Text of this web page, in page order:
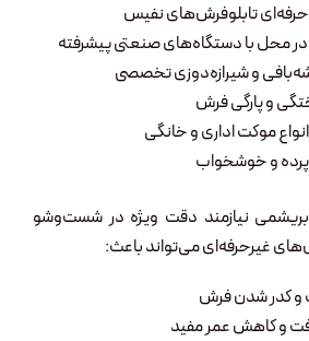
تابلوفرش‌های نفیس
محل با دستگاه‌های صنعتی پیشرفته
و شیرازه‌دوزی تخصصی
و پارگی فرش
موکت اداری و خانگی
و خوشخواب
نیازمند دقت ویژه در شست‌وشو
غیرحرفه‌ای می‌تواند باعث:
و کدر شدن فرش
و کاهش عمر مفید